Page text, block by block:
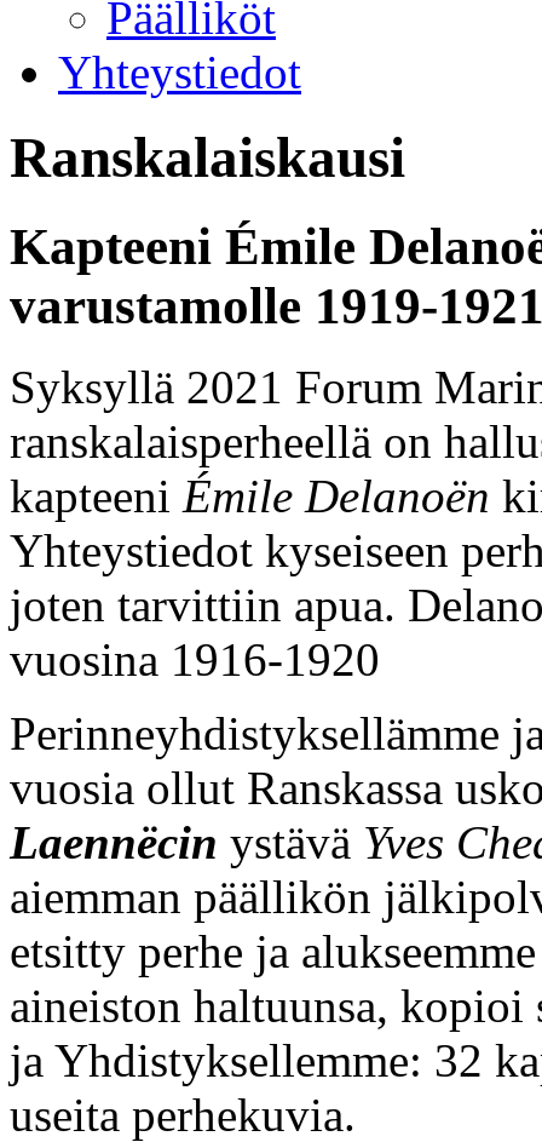
Päälliköt
Yhteystiedot
Ranskalaiskausi
Kapteeni Émile
varustamolle 1919-
Syksyllä 2021 Forum
ranskalaisperheellä on
kapteeni Émile Delanoën
Yhteystiedot kyseiseen
joten tarvittiin apua.
vuosina 1916-1920
Perinneyhdistyksellämme
vuosia ollut Ranskassa
Laennëcin ystävä Yves
aiemman päällikön
etsitty perhe ja
aineiston haltuunsa,
ja Yhdistyksellemme: 32
useita perhekuvia.